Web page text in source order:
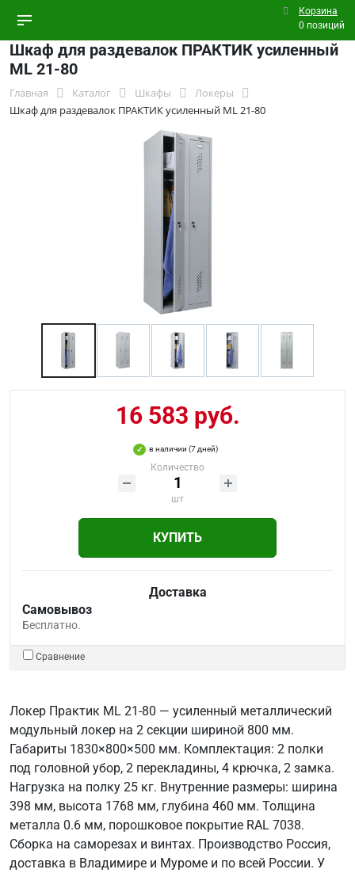
Корзина
0 позиций
Шкаф для раздевалок ПРАКТИК усиленный
ML 21-80
Главная Каталог Шкафы
Локеры
Шкаф для раздевалок ПРАКТИК усиленный ML 21-80
16 583 руб.
в наличии (7 дней)
Количество
шт
КУПИТЬ
Доставка
Самовывоз
Бесплатно.
Сравнение
Локер Практик ML 21-80 — усиленный металлический
модульный локер на 2 секции шириной 800 мм.
Габариты 1830×800×500 мм. Комплектация: 2 полки
под головной убор, 2 перекладины, 4 крючка, 2 замка.
Нагрузка на полку 25 кг. Внутренние размеры: ширина
398 мм, высота 1768 мм, глубина 460 мм. Толщина
металла 0.6 мм, порошковое покрытие RAL 7038.
Сборка на саморезах и винтах. Производство Россия,
доставка в Владимире и Муроме и по всей России. У